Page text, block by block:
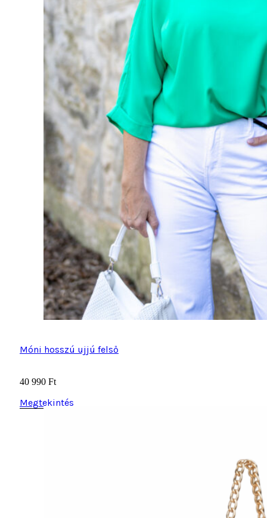
Móni hosszú ujjú felső
40 990 Ft
Megtekintés